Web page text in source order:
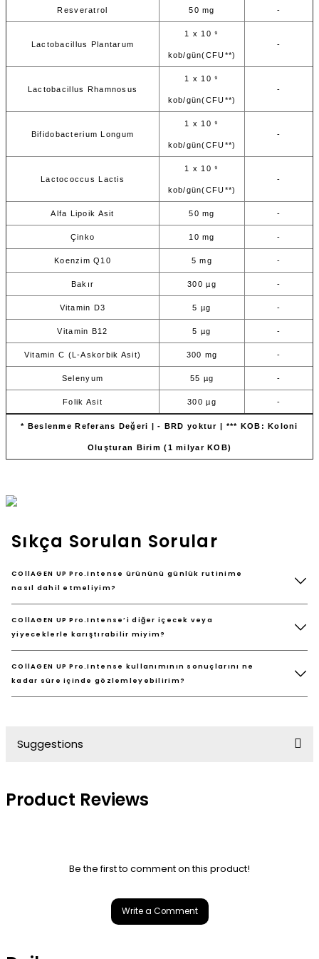
Resveratrol 50 mg -
Lactobacillus Plantarum
1 x 10 ⁹
kob/gün(CFU**)
-
Lactobacillus Rhamnosus
1 x 10 ⁹
kob/gün(CFU**)
-
Bifidobacterium Longum
1 x 10 ⁹
kob/gün(CFU**)
-
Lactococcus Lactis
1 x 10 ⁹
kob/gün(CFU**)
-
Alfa Lipoik Asit 50 mg -
Çinko 10 mg -
Koenzim Q10 5 mg -
Bakır 300 µg -
Vitamin D3 5 µg -
Vitamin B12 5 µg -
Vitamin C (L-Askorbik Asit) 300 mg -
Selenyum 55 µg -
Folik Asit 300 µg -
* Beslenme Referans Değeri | - BRD yoktur | *** KOB: Koloni
Oluşturan Birim (1 milyar KOB)
Sıkça Sorulan Sorular
COllAGEN UP Pro.Intense ürününü günlük rutinime
nasıl dahil etmeliyim?
COllAGEN UP Pro.Intense’i diğer içecek veya
yiyeceklerle karıştırabilir miyim?
COllAGEN UP Pro.Intense kullanımının sonuçlarını ne
kadar süre içinde gözlemleyebilirim?
Suggestions
the product's price, image, description, or any other
Product Reviews
Be the first to comment on this product!
Write a Comment